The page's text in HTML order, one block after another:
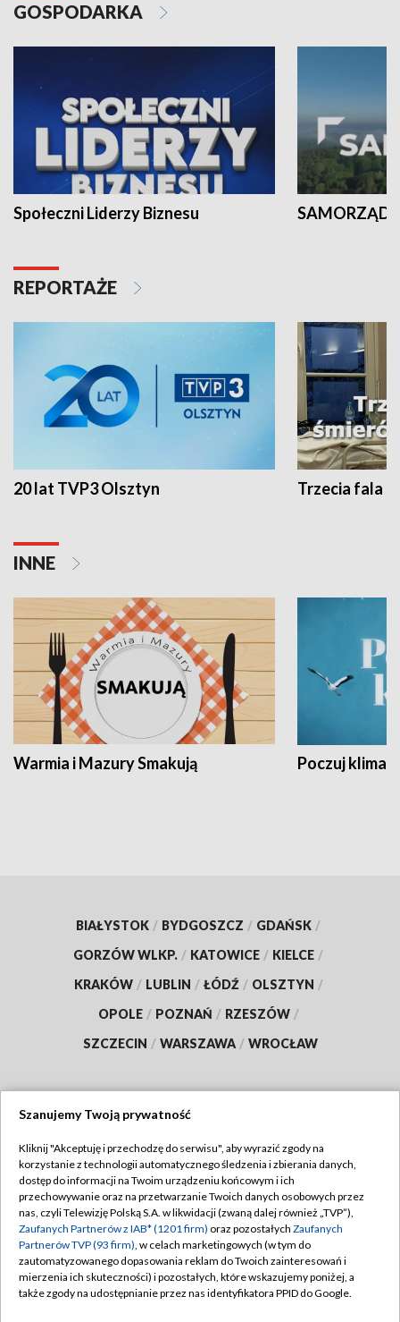
GOSPODARKA
Społeczni Liderzy Biznesu SAMORZĄD
REPORTAŻE
20 lat TVP3 Olsztyn Trzecia fala -
INNE
Warmia i Mazury Smakują Poczuj klimat
BIAŁYSTOK / BYDGOSZCZ / GDAŃSK /
GORZÓW WLKP. / KATOWICE / KIELCE /
KRAKÓW / LUBLIN / ŁÓDŹ / OLSZTYN /
OPOLE / POZNAŃ / RZESZÓW /
SZCZECIN / WARSZAWA / WROCŁAW
TVP
Abonament TVP
Emisja w TVP
Centrum informacji TVP
Naziemna Telewizja Cyfrowa
Regulamin TVP
Polityka prywatności
Moje zgody
Pomoc
Szanujemy Twoją prywatność
Kliknij "Akceptuję i przechodzę do serwisu", aby wyrazić zgody na
korzystanie z technologii automatycznego śledzenia i zbierania danych,
dostęp do informacji na Twoim urządzeniu końcowym i ich
przechowywanie oraz na przetwarzanie Twoich danych osobowych przez
nas, czyli Telewizję Polską S.A. w likwidacji (zwaną dalej również „TVP”),
Zaufanych Partnerów z IAB* (1201 firm) oraz pozostałych Zaufanych
Partnerów TVP (93 firm), w celach marketingowych (w tym do
zautomatyzowanego dopasowania reklam do Twoich zainteresowań i
mierzenia ich skuteczności) i pozostałych, które wskazujemy poniżej, a
także zgody na udostępnianie przez nas identyfikatora PPID do Google.